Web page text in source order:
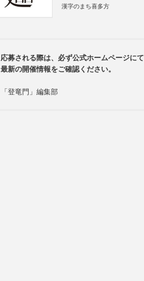
漢字のまち喜多方
応募される際は、必ず公式ホームページにて
最新の開催情報をご確認ください。
「登竜門」編集部